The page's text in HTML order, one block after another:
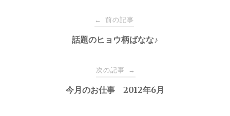
navigation
← 前の記事
話題のヒョウ柄ばなな♪
次の記事 →
今月のお仕事 2012年6月